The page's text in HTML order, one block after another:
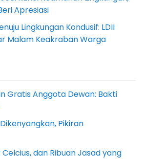
Apresiasi
Lingkungan Kondusif: LDII
Malam Keakraban Warga
Gratis Anggota Dewan: Bakti
Pikiran
dan Ribuan Jasad yang